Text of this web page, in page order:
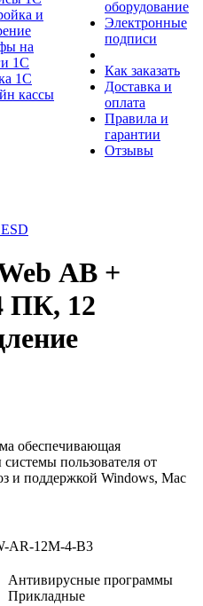
и
на
1С
1С
кассы
оборудование
Электронные
подписи
Как заказать
Доставка и
оплата
Правила и
гарантии
Отзывы
АВ +
ПК, 12
обеспечивающая
пользователя от
и поддержкой Windows, Mac
AR-12M-4-B3
Антивирусные программы
Прикладные